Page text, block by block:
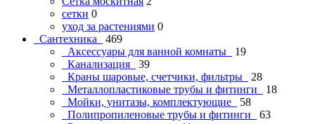
сетки 0
уход за растениями 0
Сантехника
469
Аксессуары для ванной комнаты
19
Канализация
39
Краны шаровые, счетчики, фильтры
28
Металлопластиковые трубы и фитинги
18
Мойки, унитазы, комплектующие
58
Полипропиленовые трубы и фитинги
63